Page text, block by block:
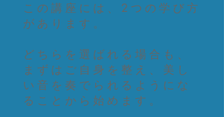
この講座には、2つの学び方
があります。
どちらを選ばれる場合も、
まずはご自身を整え、美し
い音を奏でられるようにな
ることから始めます。